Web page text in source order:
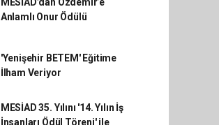
MESİAD’dan Özdemir’e
Anlamlı Onur Ödülü
'Yenişehir BETEM' Eğitime
İlham Veriyor
MESİAD 35. Yılını '14. Yılın İş
İnsanları Ödül Töreni' ile